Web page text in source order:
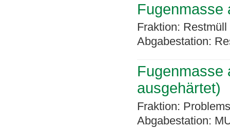
Fugenmasse
Fraktion: Restmüll
Abgabestation:
Fugenmasse
ausgehärtet)
Fraktion:
Abgabestation: